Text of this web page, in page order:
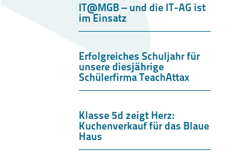
IT@MGB – und die IT-AG ist
im Einsatz
Erfolgreiches Schuljahr für
unsere diesjährige
Schülerfirma TeachAttax
Klasse 5d zeigt Herz:
Kuchenverkauf für das Blaue
Haus